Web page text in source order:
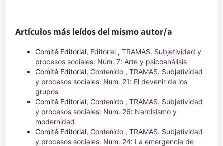
Artículos más leídos del mismo autor/a
Comité Editorial, Editorial , TRAMAS. Subjetividad y
procesos sociales: Núm. 7: Arte y psicoanálisis
Comité Editorial, Contenido , TRAMAS. Subjetividad
y procesos sociales: Núm. 21: El devenir de los
grupos
Comité Editorial, Contenido , TRAMAS. Subjetividad
y procesos sociales: Núm. 26: Narcisismo y
modernidad
Comité Editorial, Contenido , TRAMAS. Subjetividad
y procesos sociales: Núm. 24: La emergencia de